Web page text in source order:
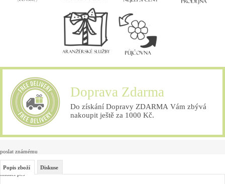
Doprava Zdarma
Do získání Dopravy ZDARMA Vám zbývá
nakoupit ještě za 1000 Kč.
poslat známému
hlídací pes
Popis zboží Diskuse